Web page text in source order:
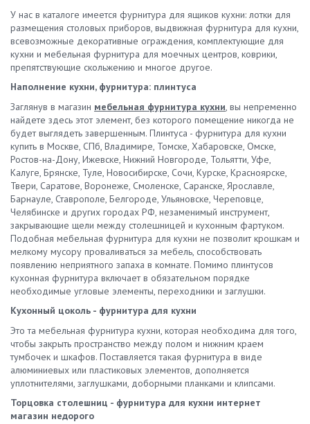
У нас в каталоге имеется фурнитура для ящиков кухни: лотки для
размещения столовых приборов, выдвижная фурнитура для кухни,
всевозможные декоративные ограждения, комплектующие для
кухни и мебельная фурнитура для моечных центров, коврики,
препятствующие скольжению и многое другое.
Наполнение кухни, фурнитура: плинтуса
Заглянув в магазин мебельная фурнитура кухни , вы непременно
найдете здесь этот элемент, без которого помещение никогда не
будет выглядеть завершенным. Плинтуса - фурнитура для кухни
купить в Москве, СПб, Владимире, Томске, Хабаровске, Омске,
Ростов-на-Дону, Ижевске, Нижний Новгороде, Тольятти, Уфе,
Калуге, Брянске, Туле, Новосибирске, Сочи, Курске, Красноярске,
Твери, Саратове, Воронеже, Смоленске, Саранске, Ярославле,
Барнауле, Ставрополе, Белгороде, Ульяновске, Череповце,
Челябинске и других городах РФ, незаменимый инструмент,
закрывающие щели между столешницей и кухонным фартуком.
Подобная мебельная фурнитура для кухни не позволит крошкам и
мелкому мусору проваливаться за мебель, способствовать
появлению неприятного запаха в комнате. Помимо плинтусов
кухонная фурнитура включает в обязательном порядке
необходимые угловые элементы, переходники и заглушки.
Кухонный цоколь - фурнитура для кухни
Это та мебельная фурнитура кухни, которая необходима для того,
чтобы закрыть пространство между полом и нижним краем
тумбочек и шкафов. Поставляется такая фурнитура в виде
алюминиевых или пластиковых элементов, дополняется
уплотнителями, заглушками, доборными планками и клипсами.
Торцовка столешниц - фурнитура для кухни интернет
магазин недорого